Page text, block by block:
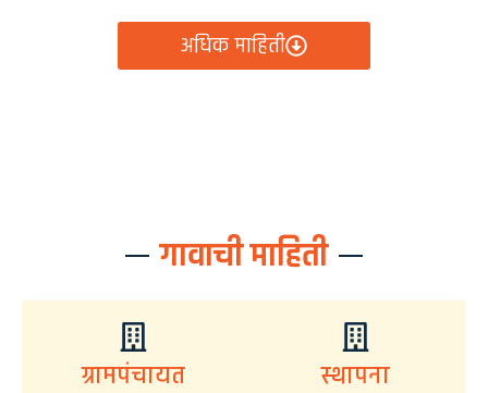
अधिक माहिती
गावाची माहिती
ग्रामपंचायत स्थापना